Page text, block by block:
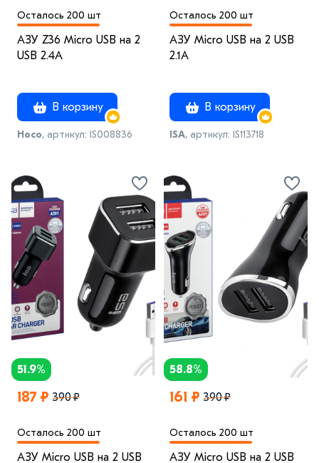
Осталось 200 шт
АЗУ Z36 Micro USB на 2
USB 2.4A
В корзину
Hoco, артикул: IS008836
Осталось 200 шт
АЗУ Micro USB на 2 USB
2.1A
В корзину
ISA, артикул: IS113718
51.9%
187 ₽ 390 ₽
Осталось 200 шт
АЗУ Micro USB на 2 USB
58.8%
161 ₽ 390 ₽
Осталось 200 шт
АЗУ Micro USB на 2 USB